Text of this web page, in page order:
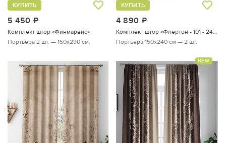
5 450
КУПИТЬ
Комплект штор «Финмарвис»
Портьера 2 шт. — 150х290 см.
4 890
КУПИТЬ
Комплект штор «Флертон - 101 - 240 см»
Портьера 150х240 см — 2 шт.
NEW